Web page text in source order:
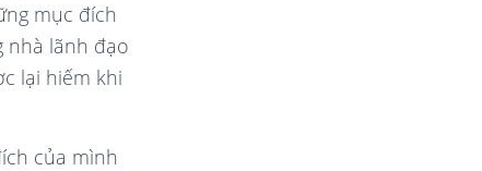
mục đích
nhà lãnh đạo
lại hiếm khi
của mình